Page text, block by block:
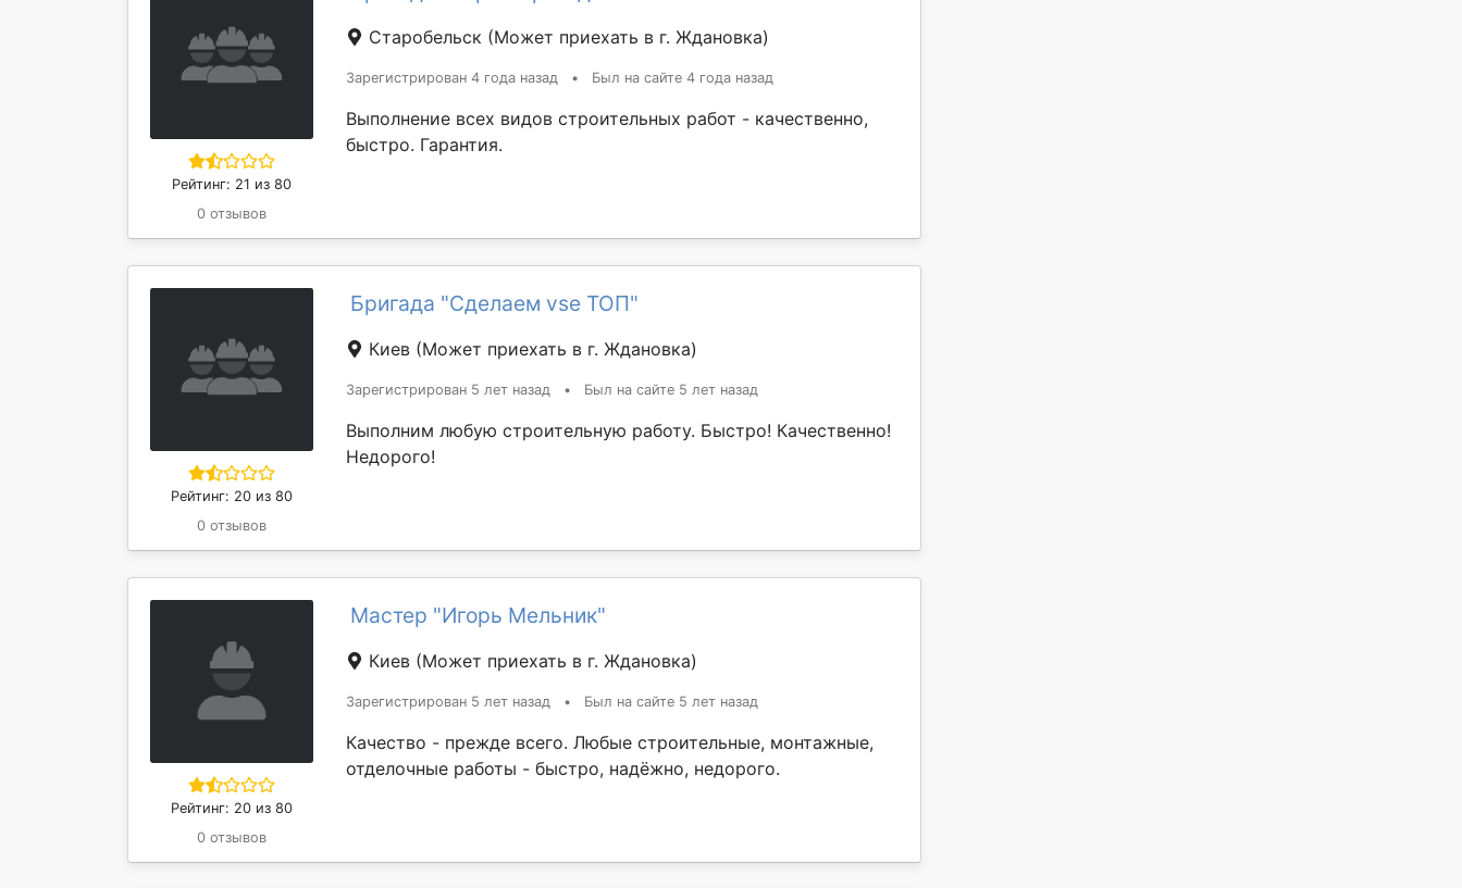
Рейтинг: 21 из 80
0 отзывов
Старобельск (Может приехать в г. Ждановка)
Зарегистрирован 4 года назад • Был на сайте 4 года назад
Выполнение всех видов строительных работ - качественно,
быстро. Гарантия.
Рейтинг: 20 из 80
0 отзывов
Бригада "Сделаем vse ТОП"
Киев (Может приехать в г. Ждановка)
Зарегистрирован 5 лет назад • Был на сайте 5 лет назад
Выполним любую строительную работу. Быстро! Качественно!
Недорого!
Рейтинг: 20 из 80
0 отзывов
Мастер "Игорь Мельник"
Киев (Может приехать в г. Ждановка)
Зарегистрирован 5 лет назад • Был на сайте 5 лет назад
Качество - прежде всего. Любые строительные, монтажные,
отделочные работы - быстро, надёжно, недорого.